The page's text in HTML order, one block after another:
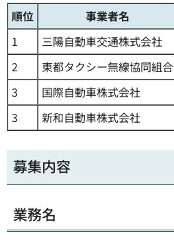
順位
事業者名
1
三陽自動車交通株式会社
2
東都タクシー無線協同組合
3
国際自動車株式会社
3
新和自動車株式会社
募集内容
業務名